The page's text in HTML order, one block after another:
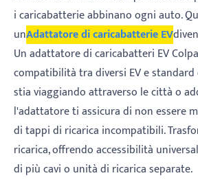
i caricabatterie abbinano ogni auto.
unAdattatore di caricabatterie EV
Un adattatore di caricabatteri EV
compatibilità tra diversi EV e standard
stia viaggiando attraverso le città o
l'adattatore ti assicura di non essere
di tappi di ricarica incompatibili.
ricarica, offrendo accessibilità
di più cavi o unità di ricarica separate.